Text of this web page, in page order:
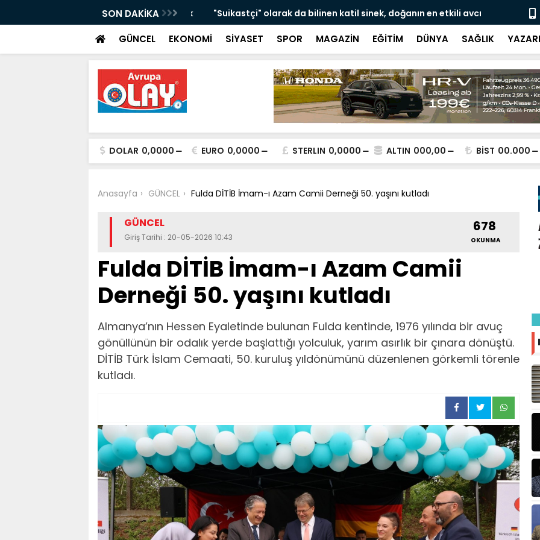
SON DAKİKA
tanrısı Asklepios"un 1800 yıllık
"Suikastçi" olarak da bilinen katil sinek, doğanın en etkili avcı
böcekleri arasında yer alıyor
Avro
GÜNCEL EKONOMİ SİYASET SPOR MAGAZİN EĞİTİM DÜNYA SAĞLIK
DOLAR 0,0000 EURO 0,0000 STERLIN 0,0000 ALTIN 000,00 BİST 00.000
Anasayfa GÜNCEL Fulda DİTİB İmam-ı Azam Camii Derneği 50. yaşını kutladı
GÜNCEL
Giriş Tarihi : 20-05-2026 10:43
678
OKUNMA
Fulda DİTİB İmam-ı Azam Camii
Derneği 50. yaşını kutladı
Almanya’nın Hessen Eyaletinde bulunan Fulda kentinde, 1976 yılında bir avuç
gönüllünün bir odalık yerde başlattığı yolculuk, yarım asırlık bir çınara dönüştü.
DİTİB Türk İslam Cemaati, 50. kuruluş yıldönümünü düzenlenen görkemli törenle
kutladı.